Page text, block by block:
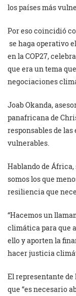
los países más
Por eso coincidió
se haga operativo
en la COP27,
que era un tema
negociaciones
Joab Okanda,
panafricana de
responsables de
vulnerables.
Hablando de África,
somos los que
resiliencia que
“Hacemos un
climática para que
ello y aporten la
hacer justicia
El representante
que “es necesario